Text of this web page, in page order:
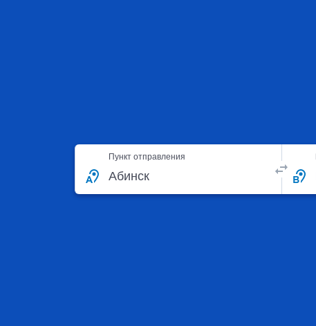
Пункт отправления